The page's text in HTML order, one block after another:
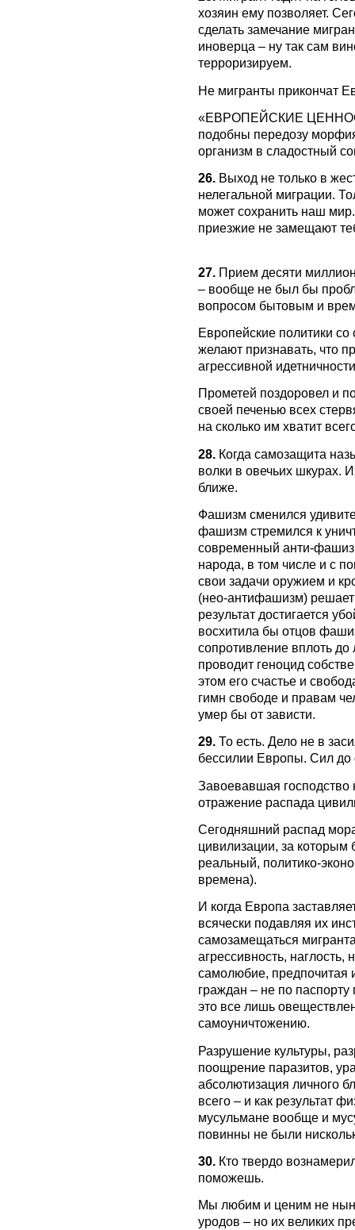
хозяин ему позволяет.
сделать замечание
иноверца – ну так сам
терроризируем.
Не мигранты прикончат
«ЕВРОПЕЙСКИЕ
подобны передозу
организм в сладостный
26. Выход не только в
нелегальной миграции.
может сохранить наш
приезжие не замещают
27. Прием десяти
– вообще не был бы
вопросом бытовым и
Европейские политики
желают признавать, что
агрессивной
Прометей поздоровел и
своей печенью всех
на сколько им хватит
28. Когда самозащита
волки в овечьих шкурах.
ближе.
Фашизм сменился
фашизм стремился к
современный анти-
народа, в том числе и с
свои задачи оружием и
(нео-антифашизм)
результат достигается
восхитила бы отцов
сопротивление вплоть
проводит геноцид
этом его счастье и
гимн свободе и правам
умер бы от зависти.
29. То есть. Дело не в
бессилии Европы. Сил до
Завоевавшая
отражение распада
Сегодняшний распад
цивилизации, за которым
реальный, политико-
времена).
И когда Европа
всячески подавляя их
самозамещаться
агрессивность,
самолюбие, предпочитая
граждан – не по паспорту
это все лишь
самоуничтожению.
Разрушение культуры,
поощрение паразитов,
абсолютизация личного
всего – и как результат
мусульмане вообще и
повинны не были
30. Кто твердо
поможешь.
Мы любим и ценим не
уродов – но их великих